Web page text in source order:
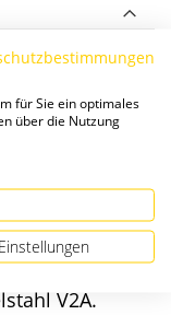
LEA3
Dach mit
die
aus
V2A.
für Sie ein optimales
über die Nutzung
Einstellungen